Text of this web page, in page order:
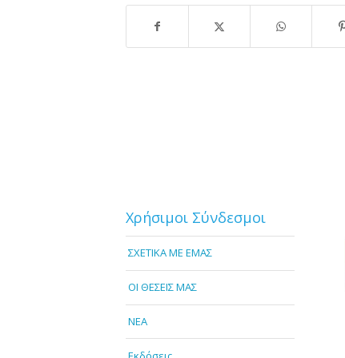
Χρήσιμοι Σύνδεσμοι
ΣΧΕΤΙΚΑ ΜΕ ΕΜΑΣ
OI ΘΕΣΕΙΣ ΜΑΣ
NEA